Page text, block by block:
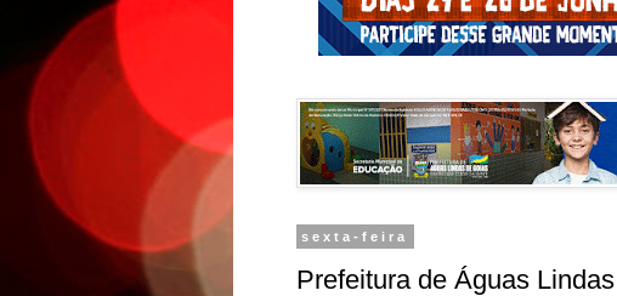
sexta-feira
Prefeitura de Águas